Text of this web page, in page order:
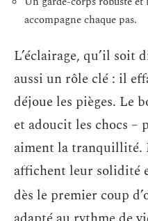
accompagne chaque pas.
L’éclairage, qu’il soit
aussi un rôle clé : il
déjoue les pièges. Le
et adoucit les chocs –
aiment la tranquillité.
affichent leur solidité
dès le premier coup